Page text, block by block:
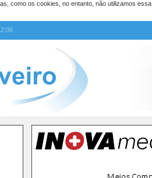
como os cookies, no entanto, não utilizamos